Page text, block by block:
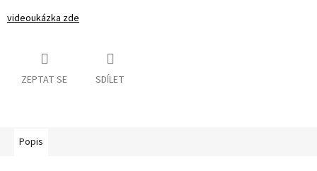
videoukázka zde
ZEPTAT SE SDÍLET
Popis